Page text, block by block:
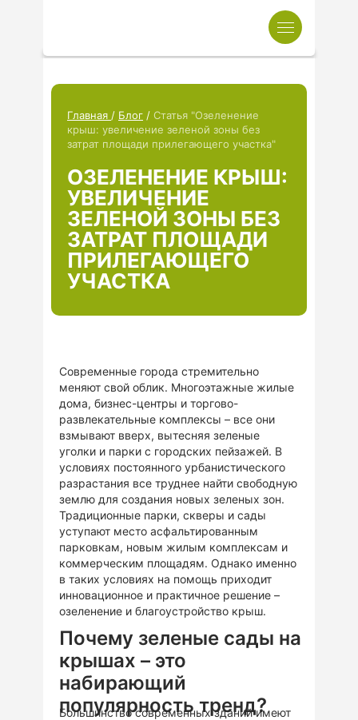
ОЗЕЛЕНЕНИЕ КРЫШ:
УВЕЛИЧЕНИЕ
ЗЕЛЕНОЙ ЗОНЫ БЕЗ
ЗАТРАТ ПЛОЩАДИ
ПРИЛЕГАЮЩЕГО
УЧАСТКА
Главная / Блог / Статья "Озеленение
крыш: увеличение зеленой зоны без
затрат площади прилегающего участка"
Современные города стремительно
меняют свой облик. Многоэтажные жилые
дома, бизнес-центры и торгово-
развлекательные комплексы – все они
взмывают вверх, вытесняя зеленые
уголки и парки с городских пейзажей. В
условиях постоянного урбанистического
разрастания все труднее найти свободную
землю для создания новых зеленых зон.
Традиционные парки, скверы и сады
уступают место асфальтированным
парковкам, новым жилым комплексам и
коммерческим площадям. Однако именно
в таких условиях на помощь приходит
инновационное и практичное решение –
озеленение и благоустройство крыш.
Почему зеленые сады на
крышах – это
набирающий
популярность тренд?
Большинство современных зданий имеют